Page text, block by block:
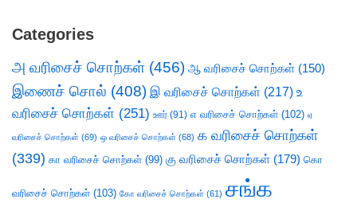
Categories
அ வரிசைச் சொற்கள் (456) ஆ வரிசைச் சொற்கள் (150)
இணைச் சொல் (408) இ வரிசைச் சொற்கள் (217) உ
வரிசைச் சொற்கள் (251) ஊர் (91) எ வரிசைச் சொற்கள் (102) ஏ
வரிசைச் சொற்கள் (69) ஒ வரிசைச் சொற்கள் (68) க வரிசைச் சொற்கள்
(339) கா வரிசைச் சொற்கள் (99) கு வரிசைச் சொற்கள் (179) கொ
வரிசைச் சொற்கள் (103) கோ வரிசைச் சொற்கள் (61) சங்க